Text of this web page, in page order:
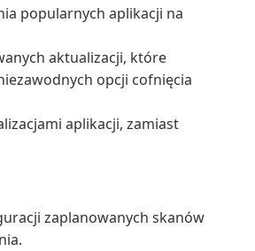
popularnych aplikacji na
aktualizacji, które
opcji cofnięcia
aplikacji, zamiast
zaplanowanych skanów